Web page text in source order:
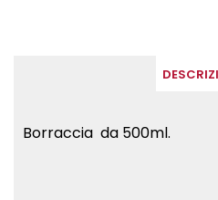
Google
Borraccia da 500ml.